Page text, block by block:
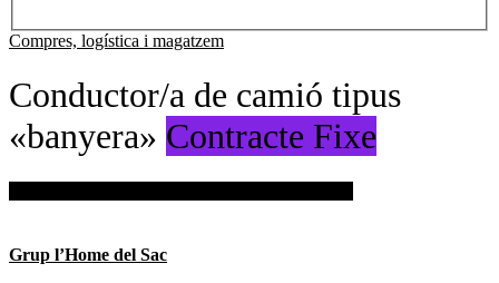
Compres, logística i magatzem
Conductor/a de camió tipus
«banyera» Contracte Fixe
Grup l’Home del Sac